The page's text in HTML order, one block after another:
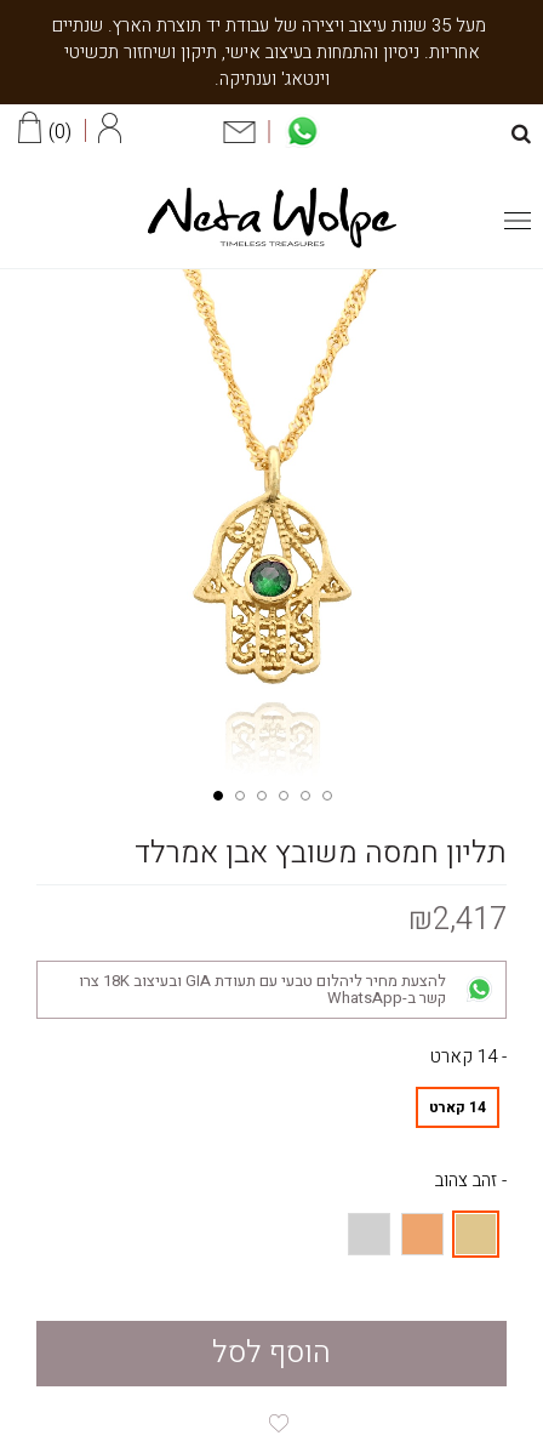
מעל 35 שנות עיצוב ויצירה של עבודת יד תוצרת הארץ. שנתיים
אחריות. ניסיון והתמחות בעיצוב אישי, תיקון ושיחזור תכשיטי
וינטאג' וענתיקה.
0
תליון חמסה משובץ אבן אמרלד
₪2,417
להצעת מחיר ליהלום טבעי עם תעודת GIA ובעיצוב 18K צרו
קשר ב-WhatsApp
- 14 קארט
14 קארט
- זהב צהוב
הוסף לסל